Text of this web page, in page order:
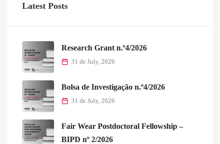
Latest Posts
Research Grant n.º4/2026
31 de July, 2026
Bolsa de Investigação n.º4/2026
31 de July, 2026
Fair Wear Postdoctoral Fellowship –
BIPD nº 2/2026